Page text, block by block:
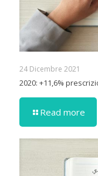
24 Dicembre 2021
2020: +11,6%
Read more